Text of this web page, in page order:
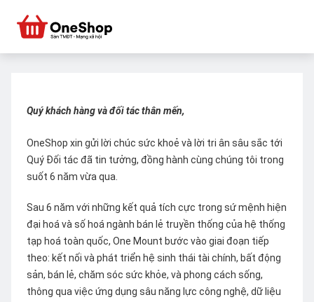
Quý khách hàng và đối tác thân mến,
OneShop xin gửi lời chúc sức khoẻ và lời tri ân sâu sắc tới
Quý Đối tác đã tin tưởng, đồng hành cùng chúng tôi trong
suốt 6 năm vừa qua.
Sau 6 năm với những kết quả tích cực trong sứ mệnh hiện
đại hoá và số hoá ngành bán lẻ truyền thống của hệ thống
tạp hoá toàn quốc, One Mount bước vào giai đoạn tiếp
theo: kết nối và phát triển hệ sinh thái tài chính, bất động
sản, bán lẻ, chăm sóc sức khỏe, và phong cách sống,
thông qua việc ứng dụng sâu năng lực công nghệ, dữ liệu